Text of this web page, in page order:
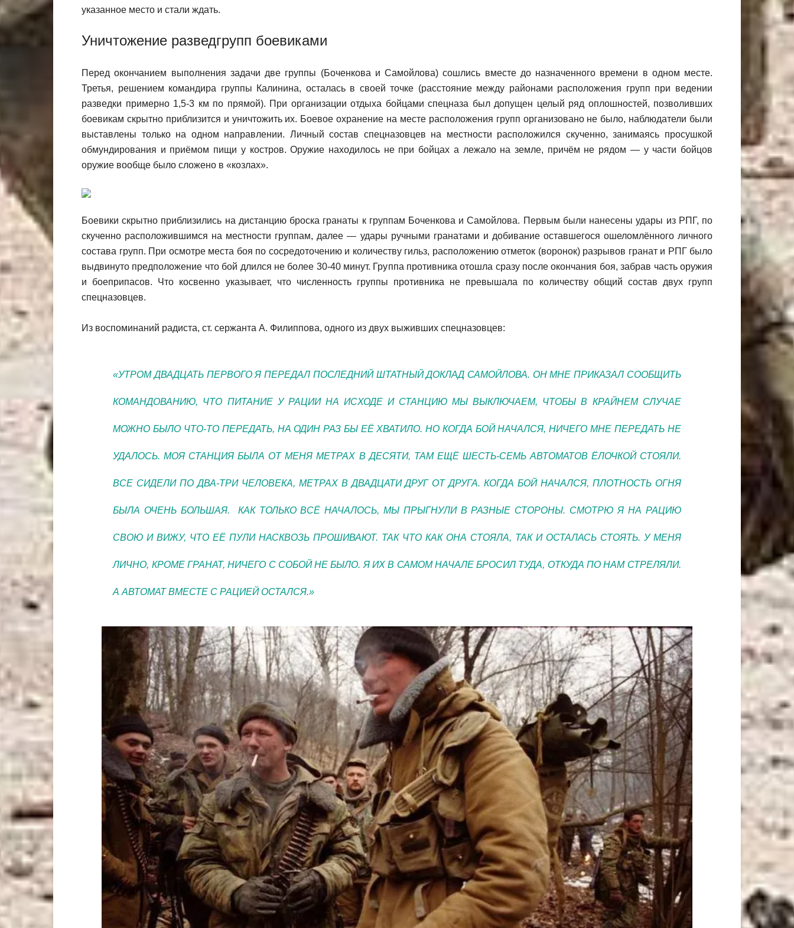
указанное место и стали ждать.
Уничтожение разведгрупп боевиками
Перед окончанием выполнения задачи две группы (Боченкова и Самойлова) сошлись вместе до назначенного времени в одном месте.
Третья, решением командира группы Калинина, осталась в своей точке (расстояние между районами расположения групп при ведении
разведки примерно 1,5-3 км по прямой). При организации отдыха бойцами спецназа был допущен целый ряд оплошностей, позволивших
боевикам скрытно приблизится и уничтожить их. Боевое охранение на месте расположения групп организовано не было, наблюдатели были
выставлены только на одном направлении. Личный состав спецназовцев на местности расположился скученно, занимаясь просушкой
обмундирования и приёмом пищи у костров. Оружие находилось не при бойцах а лежало на земле, причём не рядом — у части бойцов
оружие вообще было сложено в «козлах».
Боевики скрытно приблизились на дистанцию броска гранаты к группам Боченкова и Самойлова. Первым были нанесены удары из РПГ, по
скученно расположившимся на местности группам, далее — удары ручными гранатами и добивание оставшегося ошеломлённого личного
состава групп. При осмотре места боя по сосредоточению и количеству гильз, расположению отметок (воронок) разрывов гранат и РПГ было
выдвинуто предположение что бой длился не более 30-40 минут. Группа противника отошла сразу после окончания боя, забрав часть оружия
и боеприпасов. Что косвенно указывает, что численность группы противника не превышала по количеству общий состав двух групп
спецназовцев.
Из воспоминаний радиста, ст. сержанта А. Филиппова, одного из двух выживших спецназовцев:
«УТРОМ ДВАДЦАТЬ ПЕРВОГО Я ПЕРЕДАЛ ПОСЛЕДНИЙ ШТАТНЫЙ ДОКЛАД САМОЙЛОВА. ОН МНЕ ПРИКАЗАЛ СООБЩИТЬ
КОМАНДОВАНИЮ, ЧТО ПИТАНИЕ У РАЦИИ НА ИСХОДЕ И СТАНЦИЮ МЫ ВЫКЛЮЧАЕМ, ЧТОБЫ В КРАЙНЕМ СЛУЧАЕ
МОЖНО БЫЛО ЧТО-ТО ПЕРЕДАТЬ, НА ОДИН РАЗ БЫ ЕЁ ХВАТИЛО. НО КОГДА БОЙ НАЧАЛСЯ, НИЧЕГО МНЕ ПЕРЕДАТЬ НЕ
УДАЛОСЬ. МОЯ СТАНЦИЯ БЫЛА ОТ МЕНЯ МЕТРАХ В ДЕСЯТИ, ТАМ ЕЩЁ ШЕСТЬ-СЕМЬ АВТОМАТОВ ЁЛОЧКОЙ СТОЯЛИ.
ВСЕ СИДЕЛИ ПО ДВА-ТРИ ЧЕЛОВЕКА, МЕТРАХ В ДВАДЦАТИ ДРУГ ОТ ДРУГА. КОГДА БОЙ НАЧАЛСЯ, ПЛОТНОСТЬ ОГНЯ
БЫЛА ОЧЕНЬ БОЛЬШАЯ. КАК ТОЛЬКО ВСЁ НАЧАЛОСЬ, МЫ ПРЫГНУЛИ В РАЗНЫЕ СТОРОНЫ. СМОТРЮ Я НА РАЦИЮ
СВОЮ И ВИЖУ, ЧТО ЕЁ ПУЛИ НАСКВОЗЬ ПРОШИВАЮТ. ТАК ЧТО КАК ОНА СТОЯЛА, ТАК И ОСТАЛАСЬ СТОЯТЬ. У МЕНЯ
ЛИЧНО, КРОМЕ ГРАНАТ, НИЧЕГО С СОБОЙ НЕ БЫЛО. Я ИХ В САМОМ НАЧАЛЕ БРОСИЛ ТУДА, ОТКУДА ПО НАМ СТРЕЛЯЛИ.
А АВТОМАТ ВМЕСТЕ С РАЦИЕЙ ОСТАЛСЯ.»